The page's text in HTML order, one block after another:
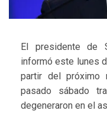
El presidente de
informó este lunes
partir del próximo
pasado sábado
degeneraron en el